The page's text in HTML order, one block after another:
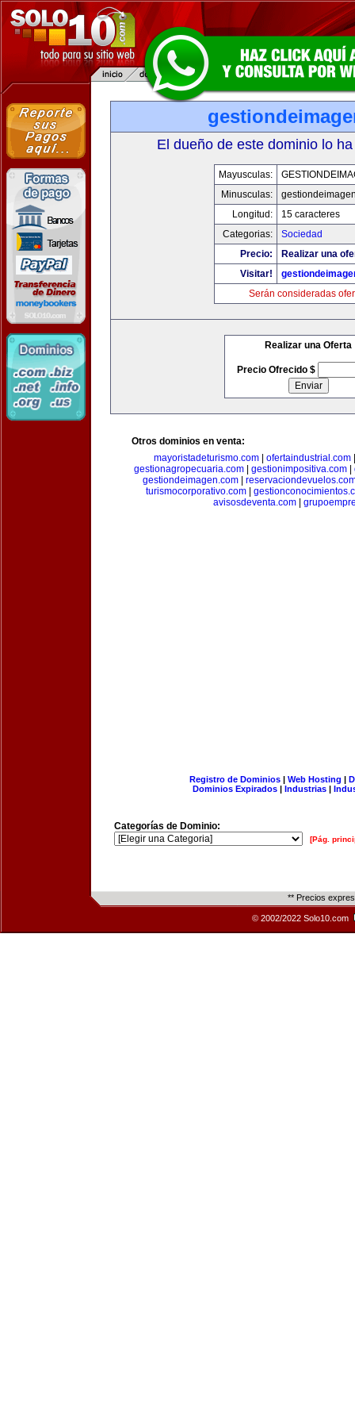
El dueño de este dominio lo
Mayusculas:
Minusculas:
Longitud:
15 caracteres
Categorias:
Sociedad
Precio:
Realizar una
Visitar!
Serán consideradas
Realizar una Oferta
Precio Ofrecido $
Otros dominios en venta:
mayoristadeturismo.com| ofertaindustrial.com
gestionagropecuaria.com
gestionimpositiva.com
gestiondeimagen.com
turismocorporativo.com
avisosdeventa.com
Registro de Dominios| Web Hosting |
Dominios Expirados | Industrias |
Categorías de Dominio:
[Pág.
** Precios
© 2002/2022 Solo10.com